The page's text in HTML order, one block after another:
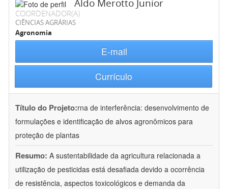
Aldo Merotto Junior
COORDENADOR(A)
CIÊNCIAS AGRÁRIAS
Agronomia
E-mail
Currículo
Título do Projeto:rna de interferência: desenvolvimento de
formulações e identificação de alvos agronômicos para
proteção de plantas
Resumo: A sustentabilidade da agricultura relacionada a
utilização de pesticidas está desafiada devido a ocorrência
de resistência, aspectos toxicológicos e demanda da